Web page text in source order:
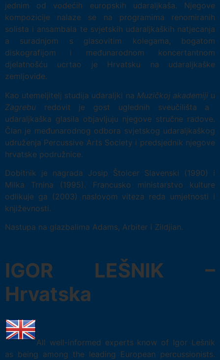
jednim od vodećih europskih udaraljkaša. Njegove
kompozicije nalaze se na programima renomiranih
solista i ansambala te svjetskih udaraljkaških natjecanja
a suradnjom s glasovitim kolegama, bogatom
diskografijom i međunarodnom koncertantnom
djelatnošću ucrtao je Hrvatsku na udaraljkaške
zemljovide.
Kao utemeljitelj studija udaraljki na Muzičkoj akademiji u
Zagrebu redovit je gost uglednih sveučilišta a
udaraljkaška glasila objavljuju njegove stručne radove.
Član je međunarodnog odbora svjetskog udaraljkaškog
udruženja Percussive Arts Society i predsjednik njegove
hrvatske podružnice.
Dobitnik je nagrada Josip Štolcer Slavenski (1990) i
Milka Trnina (1995). Francusko ministarstvo kulture
odlikuje ga (2003) naslovom viteza reda umjetnosti i
književnosti.
Nastupa na glazbalima Adams, Arbiter i Zildjian.
IGOR LEŠNIK –
Hrvatska
All well-informed experts know of Igor Lešnik
as being among the leading European percussionists.